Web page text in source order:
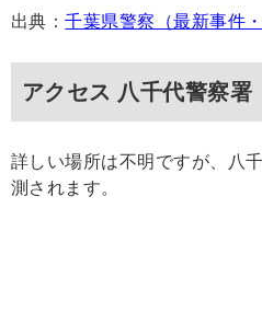
出典：千葉県警察（最新事件
アクセス 八千代警察署
詳しい場所は不明ですが、八
測されます。